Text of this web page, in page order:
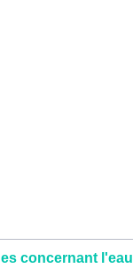
concernant l'eau